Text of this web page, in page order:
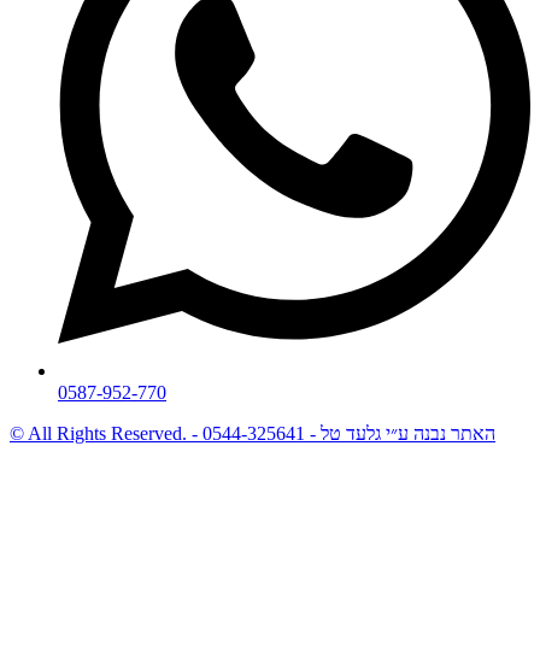
0587-952-770
© All Rights Reserved. - האתר נבנה ע״י גלעד טל - 0544-325641